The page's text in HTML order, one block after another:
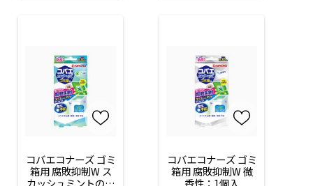
コバエコナーズ ゴミ
箱用 腐敗抑制W ス
カッシュミントの香
コバエコナーズ ゴミ
箱用 腐敗抑制W 微
香性：1個入